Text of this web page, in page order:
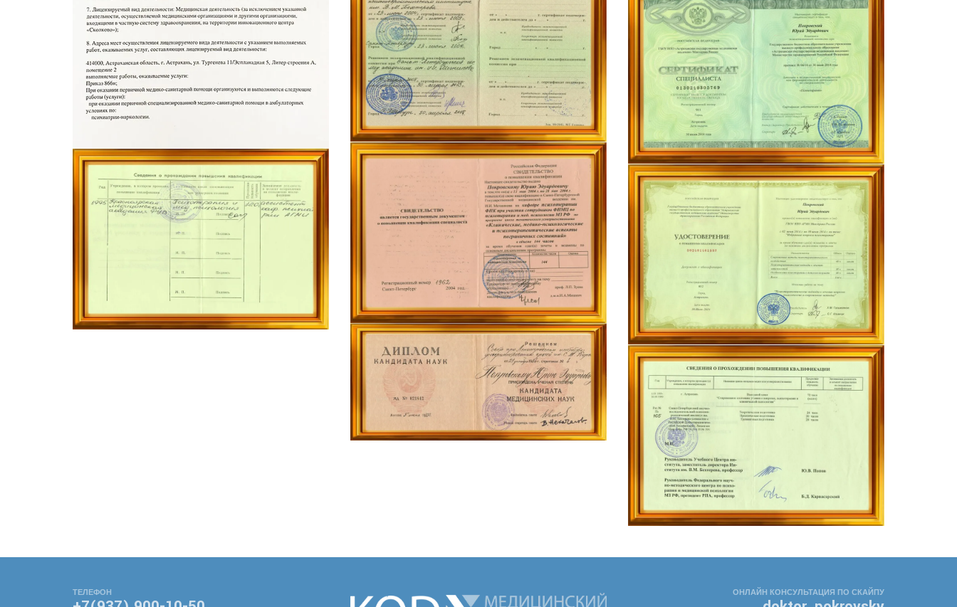
ТЕЛЕФОН ОНЛАЙН КОНСУЛЬТАЦИЯ ПО СКАЙПУ